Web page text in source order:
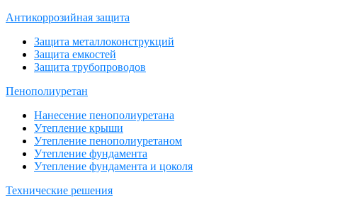
Антикоррозийная защита
Защита металлоконструкций
Защита емкостей
Защита трубопроводов
Пенополиуретан
Нанесение пенополиуретана
Утепление крыши
Утепление пенополиуретаном
Утепление фундамента
Утепление фундамента и цоколя
Технические решения